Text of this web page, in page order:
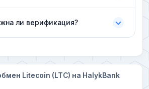
ли верификация?
Litecoin (LTC) на HalykBank